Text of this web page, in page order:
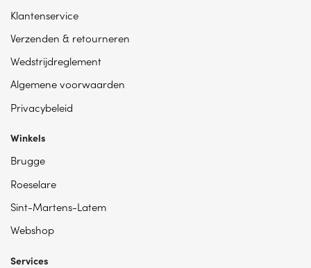
Klantenservice
Verzenden & retourneren
Wedstrijdreglement
Algemene voorwaarden
Privacybeleid
Winkels
Brugge
Roeselare
Sint-Martens-Latem
Webshop
Services